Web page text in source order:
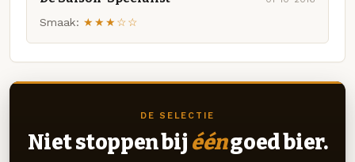
Smaak: ★★★☆☆
DE SELECTIE
Niet stoppen bij ééngoed bier.